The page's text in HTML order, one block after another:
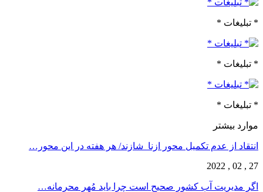
* تبلیغات *
* تبلیغات *
* تبلیغات *
موارد بیشتر
انتقاد از عدم تکمیل محور ازنا_شازند/ هر هفته در این محور…
27 , 02 , 2022
اگر مدیریت آب کشور صحیح است چرا باید مُهر محرمانه…